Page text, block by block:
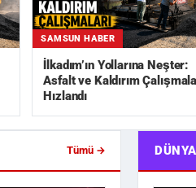
SAMSUN HABER
İlkadım’ın Yollarına Neşter:
Asfalt ve Kaldırım
Hızlandı
Tümü → DÜNYA